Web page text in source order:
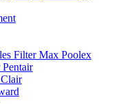
Filter Max Poolex